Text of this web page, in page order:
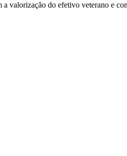
valorização do efetivo veterano e